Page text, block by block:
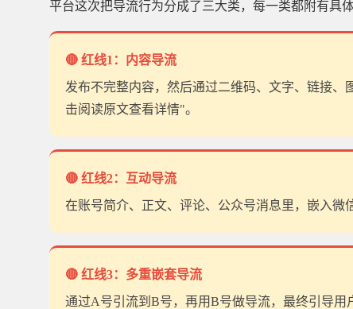
平台这次把导流行为分成了三大类，每一类都附有具
🔴 红线1：内容导流
发布不完整内容，然后通过二维码、文字、链接
击阅读原文查看详情"。
🔴 红线2：互动导流
在账号简介、正文、评论、公众号消息里，嵌入
🔴 红线3：多重嵌套导流
通过A号引流到B号，再用B号做导流，最终引导用